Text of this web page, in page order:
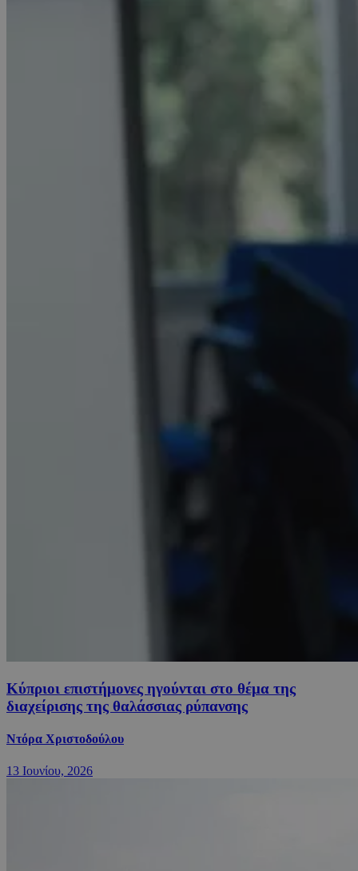
Κύπριοι επιστήμονες ηγούνται στο θέμα της
διαχείρισης της θαλάσσιας ρύπανσης
Ντόρα Χριστοδούλου
13 Ιουνίου, 2026